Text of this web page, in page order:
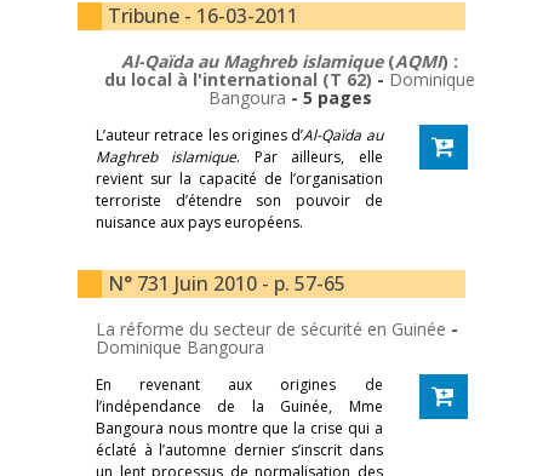
Tribune - 16-03-2011
Al-Qaïda au Maghreb islamique (AQMI) :
du local à l'international (T 62) - Dominique
Bangoura - 5 pages
L’auteur retrace les origines d’Al-Qaïda au
Maghreb islamique. Par ailleurs, elle
revient sur la capacité de l’organisation
terroriste d’étendre son pouvoir de
nuisance aux pays européens.
N° 731 Juin 2010 - p. 57-65
La réforme du secteur de sécurité en Guinée -
Dominique Bangoura
En revenant aux origines de
l’indépendance de la Guinée, Mme
Bangoura nous montre que la crise qui a
éclaté à l’automne dernier s’inscrit dans
un lent processus de normalisation des